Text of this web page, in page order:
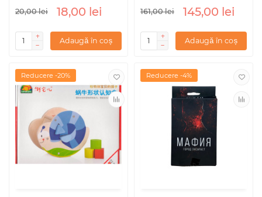
20,00 lei 18,00 lei
Adaugă în coș
161,00 lei 145,00 lei
Adaugă în coș
Reducere -20% Reducere -4%